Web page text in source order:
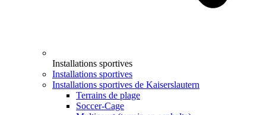
Installations sportives
Installations sportives
Installations sportives de Kaiserslautern
Terrains de plage
Soccer-Cage